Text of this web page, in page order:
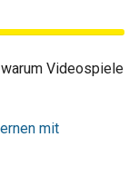
Videospiele
mit